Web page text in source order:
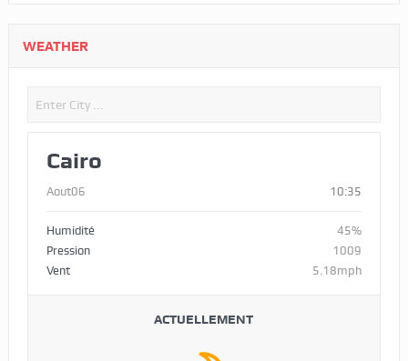
WEATHER
Cairo
Aout06 10:35
Humidité
45%
Pression
1009
Vent
5.18mph
ACTUELLEMENT